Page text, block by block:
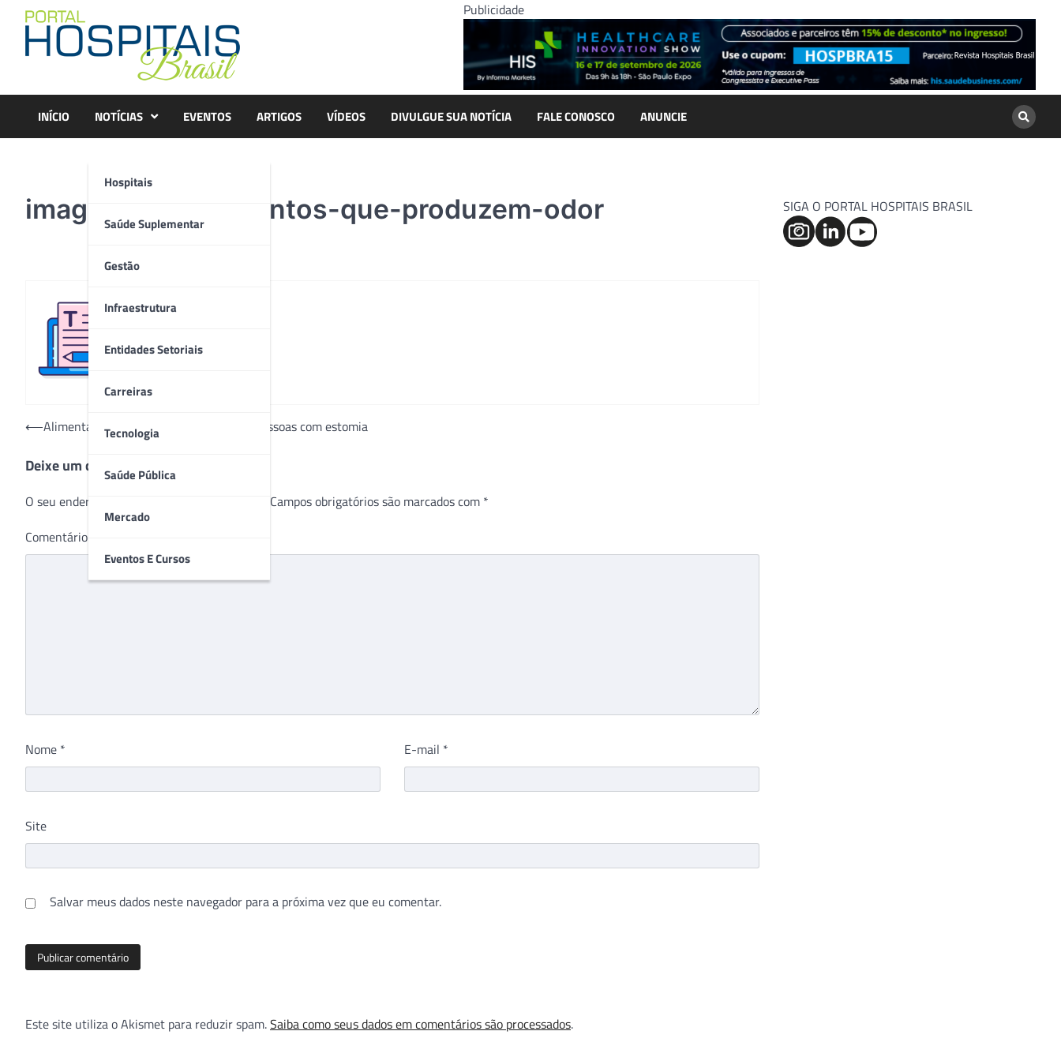
content
Publicidade
INÍCIO NOTÍCIAS
Hospitais
Saúde Suplementar
Gestão
Infraestrutura
Entidades Setoriais
Carreiras
Tecnologia
Saúde Pública
Mercado
Eventos E Cursos
EVENTOS ARTIGOS VÍDEOS DIVULGUE SUA NOTÍCIA FALE CONOSCO ANUNCIE
imagem-dos-alimentos-que-produzem-odor
Navegação
Post
⟵Alimentação saudável: uma aliada para pessoas com estomia
Deixe um comentário
O seu endereço de e-mail não será publicado. Campos obrigatórios são marcados com *
Comentário
Nome * E-mail *
Site
Salvar meus dados neste navegador para a próxima vez que eu comentar.
Este site utiliza o Akismet para reduzir spam.Saiba como seus dados em comentários são processados.
SIGA O PORTAL HOSPITAIS BRASIL